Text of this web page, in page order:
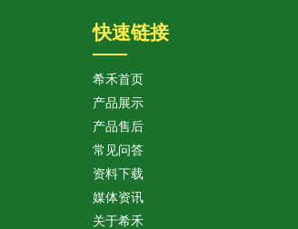
快速链接
希禾首页
产品展示
产品售后
常见问答
资料下载
媒体资讯
关于希禾